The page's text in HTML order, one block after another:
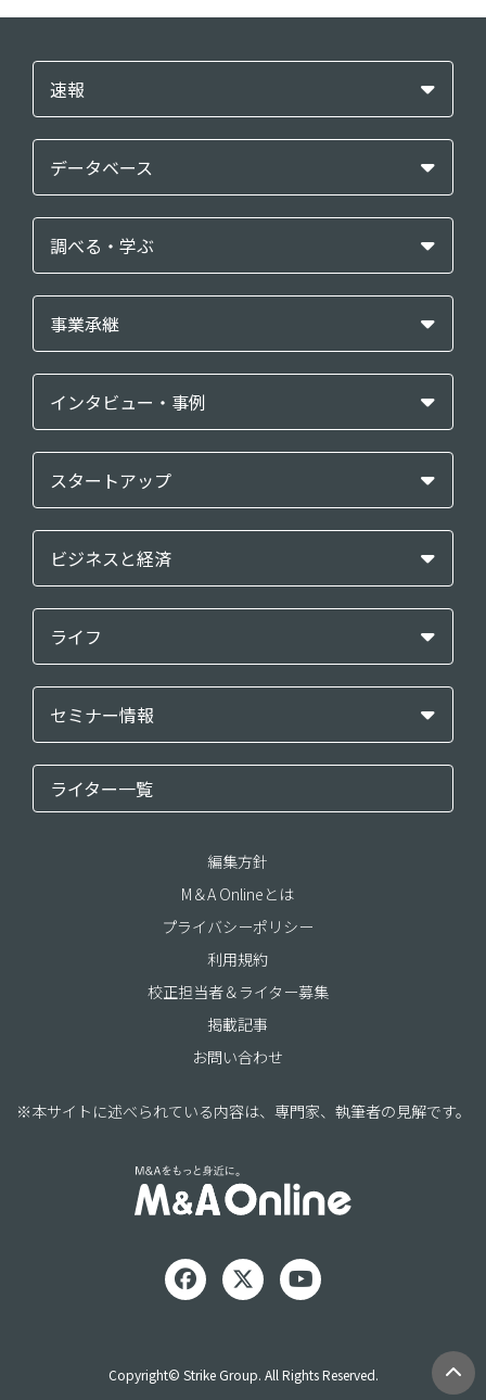
速報
データベース
調べる・学ぶ
事業承継
インタビュー・事例
スタートアップ
ビジネスと経済
ライフ
セミナー情報
ライター一覧
編集方針
M＆A Onlineとは
プライバシーポリシー
利用規約
校正担当者＆ライター募集
掲載記事
お問い合わせ
※本サイトに述べられている内容は、専門家、執筆者の見解です。
Copyright© Strike Group. All Rights Reserved.